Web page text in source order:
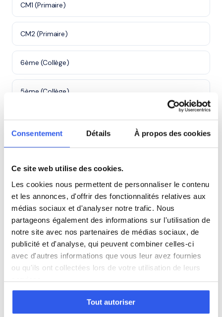
Consentement Détails À propos des cookies
Ce site web utilise des cookies.
Les cookies nous permettent de personnaliser le contenu
et les annonces, d'offrir des fonctionnalités relatives aux
médias sociaux et d'analyser notre trafic. Nous
partageons également des informations sur l'utilisation de
notre site avec nos partenaires de médias sociaux, de
publicité et d'analyse, qui peuvent combiner celles-ci
avec d'autres informations que vous leur avez fournies
ou qu'ils ont collectées lors de votre utilisation de leurs
services.
Tout autoriser
CM1 (Primaire)
CM2 (Primaire)
6ème (Collège)
5ème (Collège)
4ème (Collège)
3ème (Collège)
Première (Lycée)
Terminale (Lycée)
⭐
175+ familles accompagnées à Sarcelles
Note moyenne de 4.8/5. Notre organisme partenaire